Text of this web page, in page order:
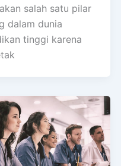
salah satu pilar
dalam dunia
tinggi karena